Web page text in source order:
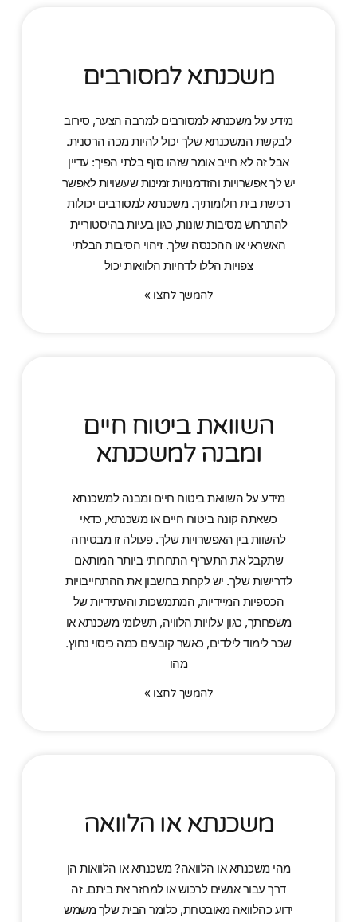
משכנתא למסורבים
מידע על משכנתא למסורבים למרבה הצער, סירוב
לבקשת המשכנתא שלך יכול להיות מכה הרסנית.
אבל זה לא חייב אומר שזהו סוף בלתי הפיך: עדיין
יש לך אפשרויות והזדמנויות זמינות שעשויות לאפשר
רכישת בית חלומותיך. משכנתא למסורבים יכולות
להתרחש מסיבות שונות, כגון בעיות בהיסטוריית
האשראי או ההכנסה שלך. זיהוי הסיבות הבלתי
צפויות הללו לדחיות הלוואות יכול
להמשך לחצו »
השוואת ביטוח חיים
ומבנה למשכנתא
מידע על השוואת ביטוח חיים ומבנה למשכנתא
כשאתה קונה ביטוח חיים או משכנתא, כדאי
להשוות בין האפשרויות שלך. פעולה זו מבטיחה
שתקבל את התעריף התחרותי ביותר המותאם
לדרישות שלך. יש לקחת בחשבון את ההתחייבויות
הכספיות המיידיות, המתמשכות והעתידיות של
משפחתך, כגון עלויות הלוויה, תשלומי משכנתא או
שכר לימוד לילדים, כאשר קובעים כמה כיסוי נחוץ.
מהו
להמשך לחצו »
משכנתא או הלוואה
מהי משכנתא או הלוואה? משכנתא או הלוואות הן
דרך עבור אנשים לרכוש או למחזר את ביתם. זה
ידוע כהלוואה מאובטחת, כלומר הבית שלך משמש